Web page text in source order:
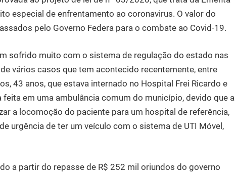
especial de enfrentamento ao coronavirus. O valor do
pelo Governo Federa para o combate ao Covid-19.
sofrido muito com o sistema de regulação do estado nas
vários casos que tem acontecido recentemente, entre
43 anos, que estava internado no Hospital Frei Ricardo e
em uma ambulância comum do município, devido que a
a locomoção do paciente para um hospital de referência,
urgência de ter um veículo com o sistema de UTI Móvel,
a partir do repasse de R$ 252 mil oriundos do governo